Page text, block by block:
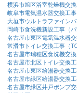
横浜市旭区浴室乾燥機交
岐阜市電気温水器交換工
大垣市ウルトラファイン
岡崎市食洗機新設工事（
名古屋市東区電気温水器
常滑市トイレ交換工事（
名古屋市瑞穂区食洗機交
名古屋市北区トイレ交換
名古屋市東区給湯器交換
名古屋市緑区給湯器交換
名古屋市緑区井戸ポンプ